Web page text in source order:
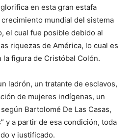
en esta gran estafa
mundial del sistema
el cual fue posible debido al
riquezas de América, lo cual es
la figura de Cristóbal Colón.
ladrón, un tratante de esclavos,
de mujeres indígenas, un
Bartolomé De Las Casas,
y a partir de esa condición, toda
y justificado.